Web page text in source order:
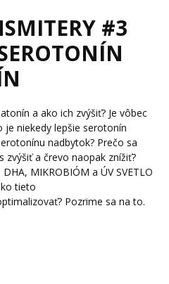
#3
a ako ich zvýšiť? Je vôbec
je niekedy lepšie serotonín
nadbytok? Prečo sa
a črevo naopak znížiť?
MIKROBIÓM a ÚV SVETLO
tieto
Pozrime sa na to.